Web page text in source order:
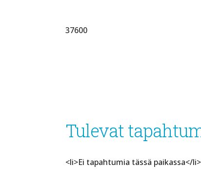
37600
Tulevat
<li>Ei tapahtumia tässä paikassa</li>